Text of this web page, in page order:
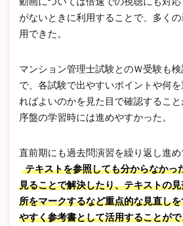
がないときに利用することで、多く
用できた。
マンション管理士試験とのＷ受験も
で、各試験で出やすいポイントや何
ればよいのかを見た目で確認すること
序盤の学習時には進めやすかった。
直前期にも過去問演習を繰り返し進め
テキストを参照しても分からなかっ
見ることで解決したり、テキストの
所をマークするなど重点的な見直し
やすく参考書として活用することが